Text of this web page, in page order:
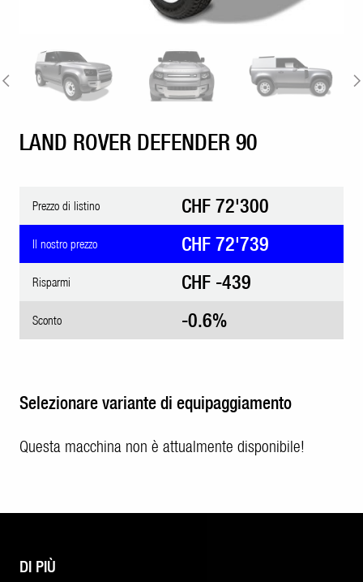
LAND ROVER DEFENDER 90
Prezzo di listino CHF 72'300
Il nostro prezzo CHF 72'739
Risparmi CHF -439
Sconto -0.6%
Selezionare variante di equipaggiamento
Questa macchina non è attualmente disponibile!
DI PIÙ